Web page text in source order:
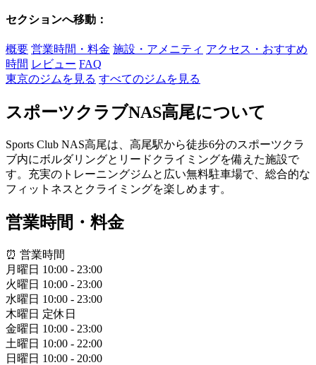
セクションへ移動：
概要 営業時間・料金 施設・アメニティ アクセス・おすすめ
時間 レビュー FAQ
東京のジムを見る すべてのジムを見る
スポーツクラブNAS高尾について
Sports Club NAS高尾は、高尾駅から徒歩6分のスポーツクラ
ブ内にボルダリングとリードクライミングを備えた施設で
す。充実のトレーニングジムと広い無料駐車場で、総合的な
フィットネスとクライミングを楽しめます。
営業時間・料金
⏰ 営業時間
月曜日 10:00 - 23:00
火曜日 10:00 - 23:00
水曜日 10:00 - 23:00
木曜日 定休日
金曜日 10:00 - 23:00
土曜日 10:00 - 22:00
日曜日 10:00 - 20:00